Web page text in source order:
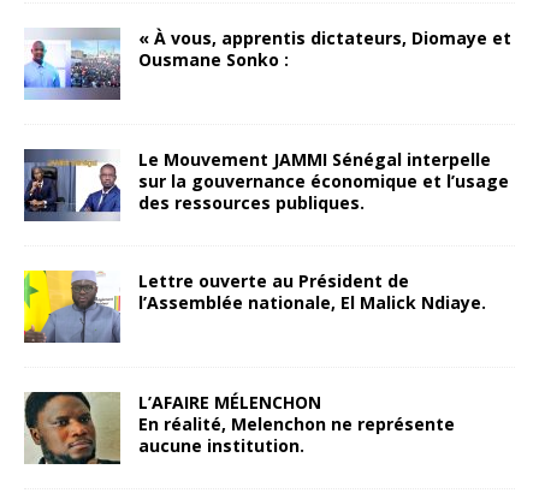
« À vous, apprentis dictateurs, Diomaye et
Ousmane Sonko :
Le Mouvement JAMMI Sénégal interpelle
sur la gouvernance économique et l’usage
des ressources publiques.
Lettre ouverte au Président de
l’Assemblée nationale, El Malick Ndiaye.
L’AFAIRE MÉLENCHON
En réalité, Melenchon ne représente
aucune institution.